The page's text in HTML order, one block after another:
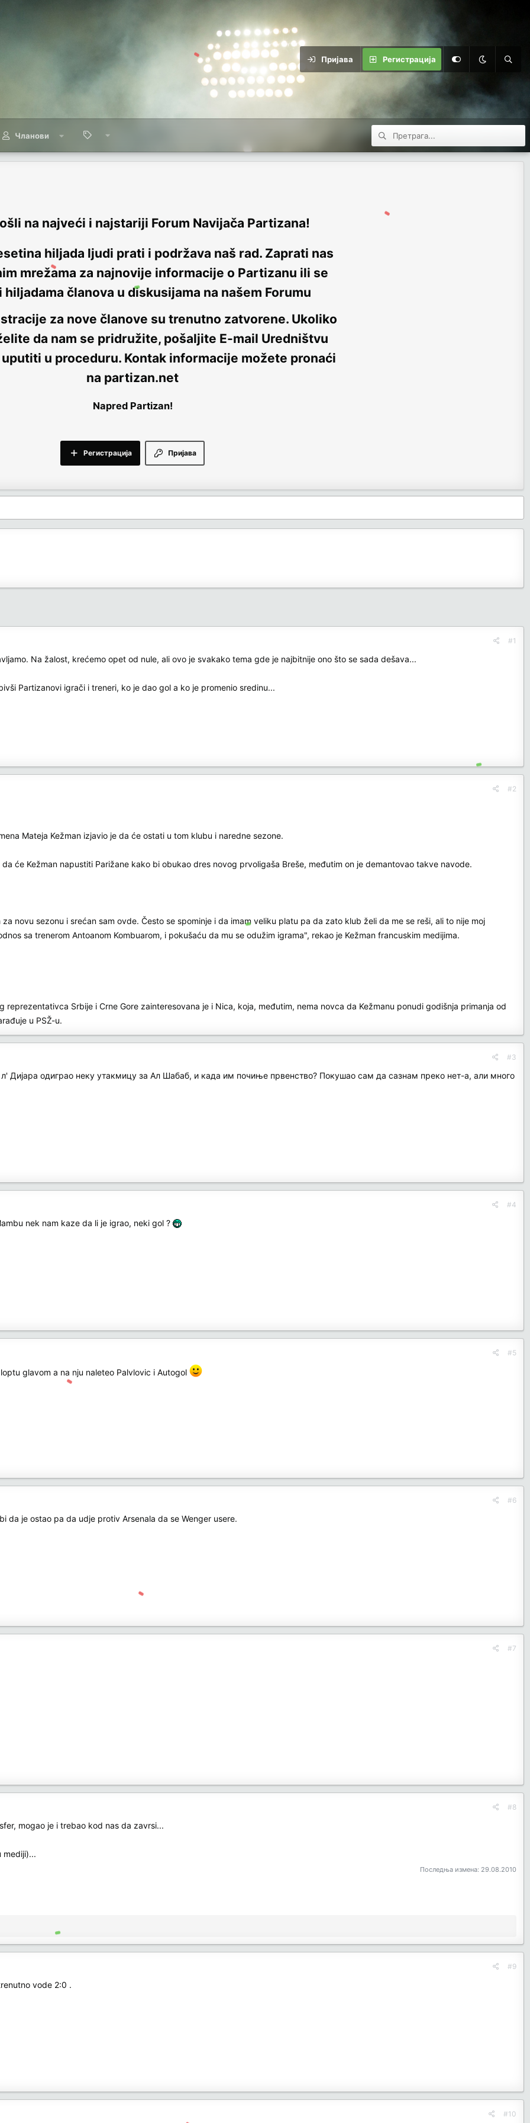
Пријава Регистрација
Чланови
na najveći i najstariji Forum Navijača Partizana!
hiljada ljudi prati i podržava naš rad. Zaprati nas
mrežama za najnovije informacije o Partizanu ili se
članova u diskusijama na našem Forumu
za nove članove su trenutno zatvorene. Ukoliko
da nam se pridružite, pošaljite E-mail Uredništvu
u proceduru. Kontak informacije možete pronaći
na partizan.net
Napred Partizan!
Пријава
Регистрација
#1
Na žalost, krećemo opet od nule, ali ovo je svakako tema gde je najbitnije ono što se sada dešava...
Partizanovi igrači i treneri, ko je dao gol a ko je promenio sredinu...
#2
Mateja Kežman izjavio je da će ostati u tom klubu i naredne sezone.
će Kežman napustiti Parižane kako bi obukao dres novog prvoligaša Breše, međutim on je demantovao takve navode.
novu sezonu i srećan sam ovde. Često se spominje i da imam veliku platu pa da zato klub želi da me se reši, ali to nije moj
sa trenerom Antoanom Kombuarom, i pokušaću da mu se odužim igrama", rekao je Kežman francuskim medijima.
reprezentativca Srbije i Crne Gore zainteresovana je i Nica, koja, međutim, nema novca da Kežmanu ponudi godišnja primanja od
u PSŽ-u.
#3
л' Дијара одиграо неку утакмицу за Ал Шабаб, и када им почиње првенство? Покушао сам да сазнам преко нет-а, али много
#4
nek nam kaze da li je igrao, neki gol ?
#5
glavom a na nju naleteo Palvlovic i Autogol
#6
da je ostao pa da udje protiv Arsenala da se Wenger usere.
#7
#8
mogao je i trebao kod nas da zavrsi...
mediji)...
Последња измена: 29.08.2010
#9
vode 2:0 .
#10